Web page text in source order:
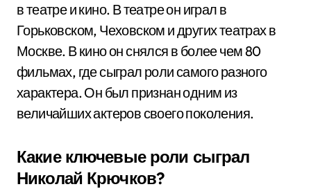
в театре и кино. В театре он играл в
Горьковском, Чеховском и других театрах в
Москве. В кино он снялся в более чем 80
фильмах, где сыграл роли самого разного
характера. Он был признан одним из
величайших актеров своего поколения.
Какие ключевые роли сыграл
Николай Крючков?